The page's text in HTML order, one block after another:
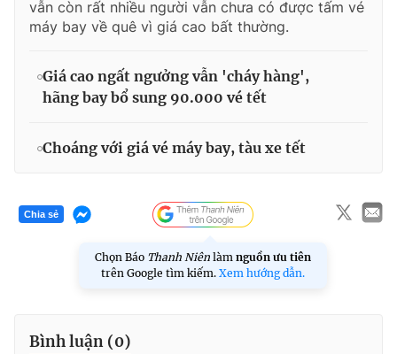
vẫn còn rất nhiều người vẫn chưa có được tấm vé
máy bay về quê vì giá cao bất thường.
Giá cao ngất ngưởng vẫn 'cháy hàng',
hãng bay bổ sung 90.000 vé tết
Choáng với giá vé máy bay, tàu xe tết
Chia sẻ
Chọn Báo Thanh Niên làm nguồn ưu tiên
trên Google tìm kiếm. Xem hướng dẫn.
Bình luận (0)